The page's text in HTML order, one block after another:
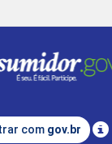
com gov.br